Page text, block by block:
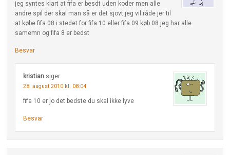
jeg syntes klart at fifa er besdt uden koder men alle
andre spil der skal man så er det sjovt jeg vil råde jer til
at købe fifa 08 i stedet for fifa 10 eller fifa 09 køb 08 jeg har alle
samemn og fifa 8 er bedst
Besvar
kristian siger:
28. august 2010 kl. 08:04
fifa 10 er jo det bedste du skal ikke lyve
Besvar